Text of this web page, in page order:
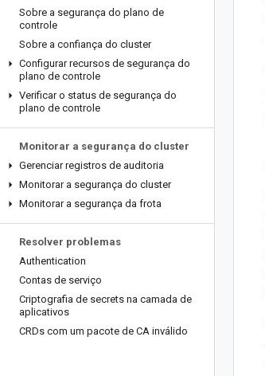
Sobre a segurança do plano de
controle
Sobre a confiança do cluster
Configurar recursos de segurança do
plano de controle
Verificar o status de segurança do
plano de controle
Monitorar a segurança do cluster
Gerenciar registros de auditoria
Monitorar a segurança do cluster
Monitorar a segurança da frota
Resolver problemas
Authentication
Contas de serviço
Criptografia de secrets na camada de
aplicativos
CRDs com um pacote de CA inválido